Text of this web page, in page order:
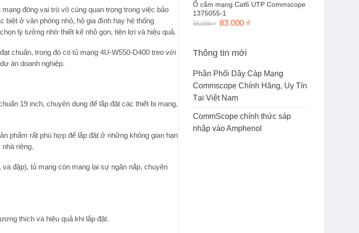
Ổ cắm mạng Cat6 UTP Commscope
1375055-1
95.000₫ Giá
83.000 ₫
Thông tin mới
Phân Phối Dây Cáp Mạng
Commscope Chính Hãng, Uy Tín
Tại Việt Nam
CommScope chính thức sáp
nhập vào Amphenol
mạng đóng vai trò vô cùng quan trọng trong việc bảo
biệt ở văn phòng nhỏ, hộ gia đình hay hệ thống
lý tưởng nhờ thiết kế nhỏ gọn, tiện lợi và hiệu quả.
chuẩn, trong đó có tủ mạng 4U-W550-D400 treo với
án doanh nghiệp.
19 inch, chuyên dụng để lắp đặt các thiết bị mạng,
phẩm rất phù hợp để lắp đặt ở những không gian hạn
riêng.
va đập), tủ mạng còn mang lại sự ngăn nắp, chuyên
thích và hiệu quả khi lắp đặt.